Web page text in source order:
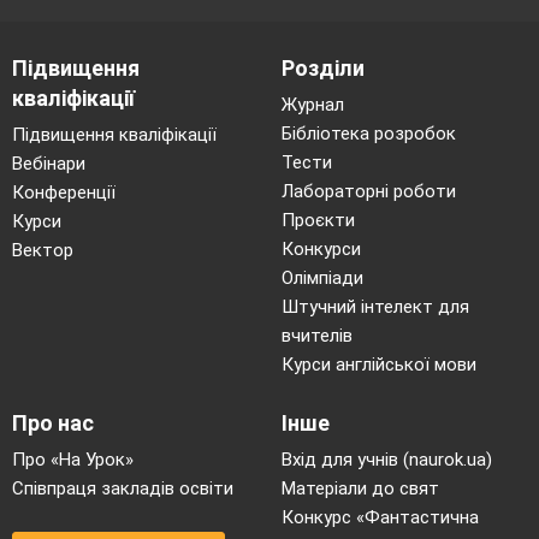
Підвищення
кваліфікації
Підвищення кваліфікації
Вебінари
Конференції
Курси
Вектор
Розділи
Журнал
Бібліотека розробок
Тести
Лабораторні роботи
Проєкти
Конкурси
Олімпіади
Штучний інтелект для
вчителів
Курси англійської мови
Про нас
Про «На Урок»
Співпраця закладів освіти
Інше
Вхід для учнів (naurok.ua)
Матеріали до свят
Конкурс «Фантастична